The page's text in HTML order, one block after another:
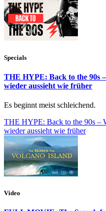
Specials
THE HYPE: Back to the 90s
wieder aussieht wie früher
Es beginnt meist schleichend.
THE HYPE: Back to the 90s –
wieder aussieht wie früher
Video